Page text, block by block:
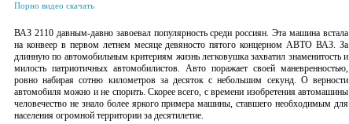
Порно видео скачать
ВАЗ 2110 давным-давно завоевал популярность среди россиян. Эта машина встала
на конвеер в первом летнем месяце девяносто пятого концерном АВТО ВАЗ. За
длинную по автомобильным критериям жизнь легковушка захватил знаменитость и
милость патриотичных автомобилистов. Авто поражает своей маневренностью,
ровно набирая сотню километров за десяток с небольшим секунд. О верности
автомобиля можно и не спорить. Скорее всего, с времени изобретения автомашины
человечество не знало более яркого примера машины, ставшего необходимым для
населения огромной территории за десятилетие.